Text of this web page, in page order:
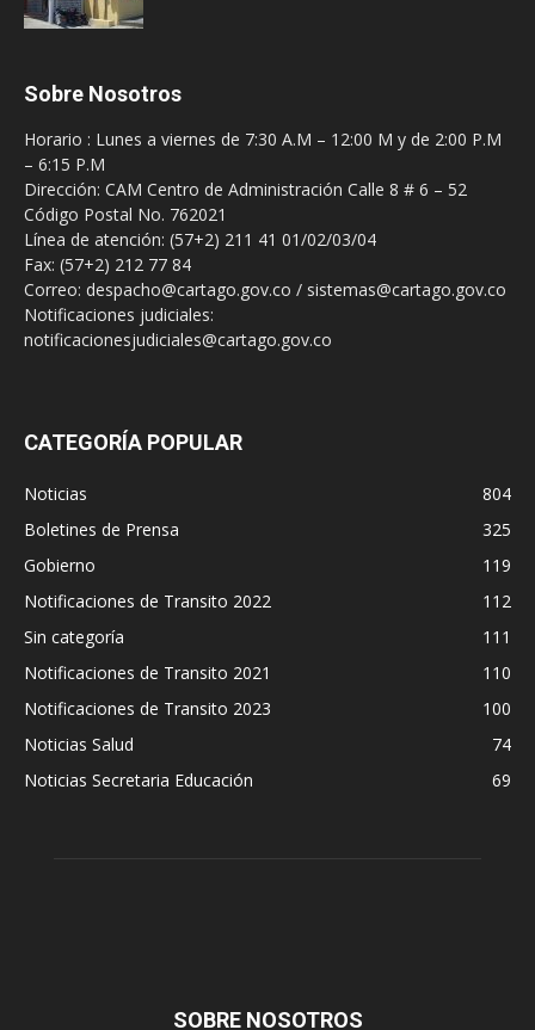
Sobre Nosotros
Horario : Lunes a viernes de 7:30 A.M – 12:00 M y de 2:00 P.M
– 6:15 P.M
Dirección: CAM Centro de Administración Calle 8 # 6 – 52
Código Postal No. 762021
Línea de atención: (57+2) 211 41 01/02/03/04
Fax: (57+2) 212 77 84
Correo: despacho@cartago.gov.co / sistemas@cartago.gov.co
Notificaciones judiciales:
notificacionesjudiciales@cartago.gov.co
CATEGORÍA POPULAR
Noticias
804
Boletines de Prensa
325
Gobierno
119
Notificaciones de Transito 2022
112
Sin categoría
111
Notificaciones de Transito 2021
110
Notificaciones de Transito 2023
100
Noticias Salud
74
Noticias Secretaria Educación
69
SOBRE NOSOTROS